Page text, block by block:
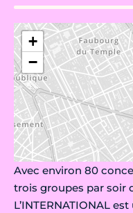
+
−
Avec environ 80
trois groupes par soir
L’INTERNATIONAL